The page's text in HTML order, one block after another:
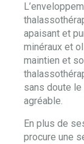
apaisant et
minéraux et
maintien et
sans doute
agréable.
En plus de
procure une